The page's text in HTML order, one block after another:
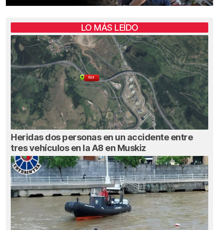
LO MÁS LEÍDO
Heridas dos personas en un accidente entre
tres vehículos en la A8 en Muskiz